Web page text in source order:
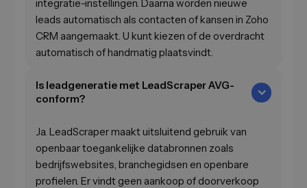
integratie-instellingen. Daarna worden nieuwe
leads automatisch als contacten of kansen in Zoho
CRM aangemaakt. U kunt kiezen of de overdracht
automatisch of handmatig plaatsvindt.
Is leadgeneratie met LeadScraper AVG-
conform?
Ja. LeadScraper maakt uitsluitend gebruik van
openbaar toegankelijke databronnen zoals
bedrijfswebsites, branchegidsen en openbare
profielen. Er vindt geen aankoop of doorverkoop